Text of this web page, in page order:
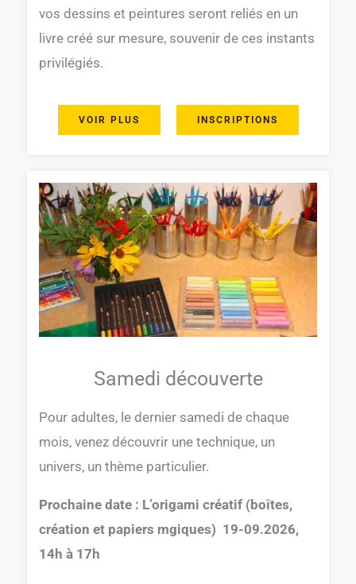
vos dessins et peintures seront reliés en un
livre créé sur mesure, souvenir de ces instants
privilégiés.
VOIR PLUS INSCRIPTIONS
Samedi découverte
Pour adultes, le dernier samedi de chaque
mois, venez découvrir une technique, un
univers, un thème particulier.
Prochaine date : L’origami créatif (boîtes,
création et papiers mgiques) 19-09.2026,
14h à 17h